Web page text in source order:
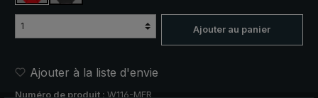
Ajouter au panier
Ajouter à la liste d'envie
Numéro de produit : W116-MER